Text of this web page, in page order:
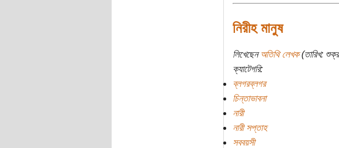
নিরীহ মানুষ
লিখেছেনঅতিথি লেখক(তারিখ:
ক্যাটেগরি:
ব্লগরব্লগর
চিন্তাভাবনা
নারী
নারী সপ্তাহ
সববয়সী